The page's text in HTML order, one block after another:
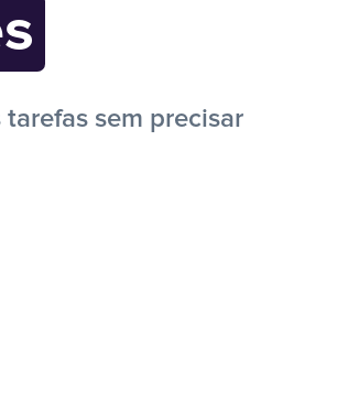
sem precisar